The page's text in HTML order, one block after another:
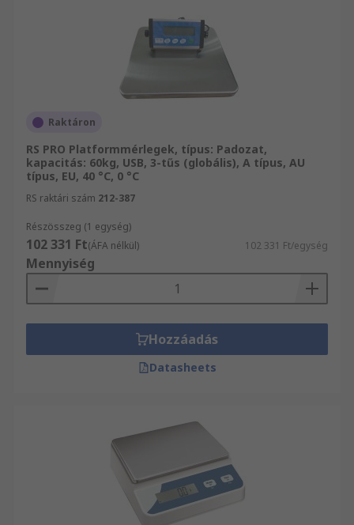
Raktáron
RS PRO Platformmérlegek, típus: Padozat,
kapacitás: 60kg, USB, 3-tűs (globális), A típus, AU
típus, EU, 40 °C, 0 °C
RS raktári szám 212-387
Részösszeg (1 egység)
102 331 Ft(ÁFA nélkül) 102 331 Ft/egység
Mennyiség
Hozzáadás
Datasheets